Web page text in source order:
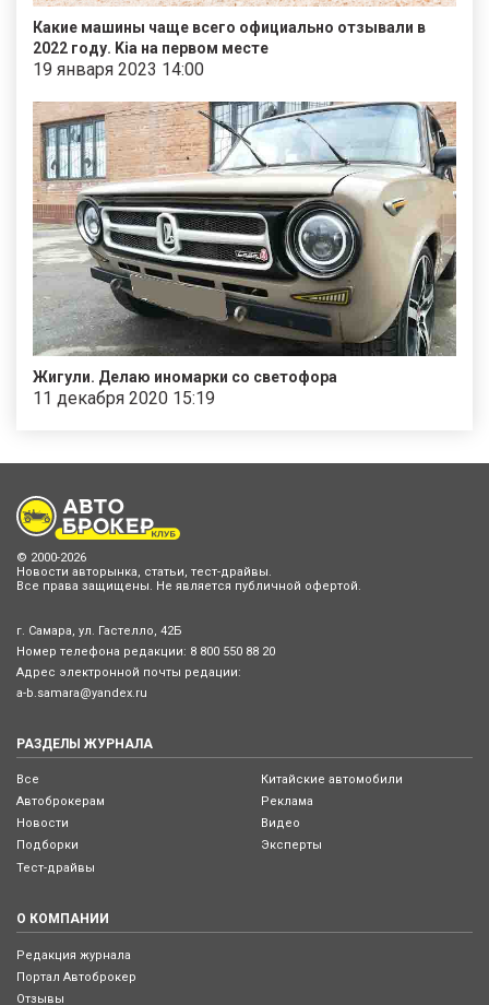
Какие машины чаще всего официально отзывали в
2022 году. Kia на первом месте
19 января 2023 14:00
Жигули. Делаю иномарки со светофора
11 декабря 2020 15:19
© 2000-2026
Новости авторынка, статьи, тест-драйвы.
Все права защищены. Не является публичной офертой.
г. Самара, ул. Гастелло, 42Б
Номер телефона редакции: 8 800 550 88 20
Адрес электронной почты редации:
a-b.samara@yandex.ru
РАЗДЕЛЫ ЖУРНАЛА
Все
Автоброкерам
Новости
Подборки
Тест-драйвы
Китайские автомобили
Реклама
Видео
Эксперты
О КОМПАНИИ
Редакция журнала
Портал Автоброкер
Отзывы